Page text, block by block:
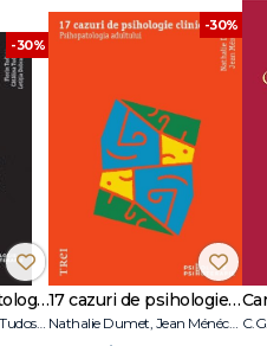
B. Yeagley
-30%
Tratat de psihopatologie şi psihiatrie pentru psihologi
Florin Tudose, Cătălina Tudose, Letiţia Dobranici
-30%
17 cazuri de psihologie clinică
Nathalie Dumet, Jean Ménéchal